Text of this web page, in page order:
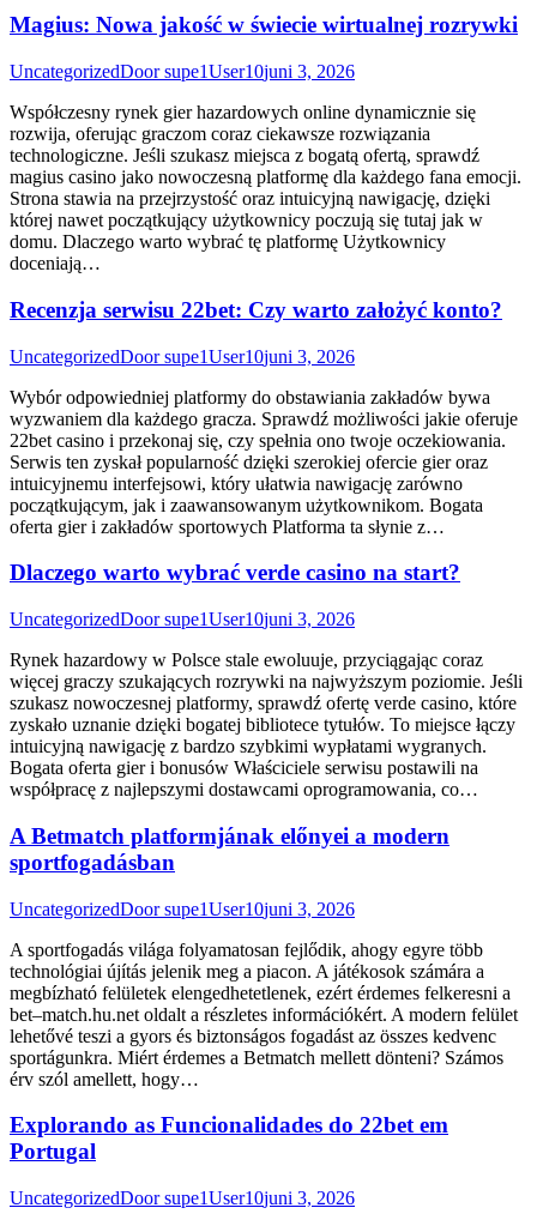
Magius: Nowa jakość w świecie wirtualnej rozrywki
UncategorizedDoorsupe1User10juni 3, 2026
Współczesny rynek gier hazardowych online dynamicznie się
rozwija, oferując graczom coraz ciekawsze rozwiązania
technologiczne. Jeśli szukasz miejsca z bogatą ofertą, sprawdź
magius casino jako nowoczesną platformę dla każdego fana emocji.
Strona stawia na przejrzystość oraz intuicyjną nawigację, dzięki
której nawet początkujący użytkownicy poczują się tutaj jak w
domu. Dlaczego warto wybrać tę platformę Użytkownicy
doceniają…
Recenzja serwisu 22bet: Czy warto założyć konto?
UncategorizedDoorsupe1User10juni 3, 2026
Wybór odpowiedniej platformy do obstawiania zakładów bywa
wyzwaniem dla każdego gracza. Sprawdź możliwości jakie oferuje
22bet casino i przekonaj się, czy spełnia ono twoje oczekiowania.
Serwis ten zyskał popularność dzięki szerokiej ofercie gier oraz
intuicyjnemu interfejsowi, który ułatwia nawigację zarówno
początkującym, jak i zaawansowanym użytkownikom. Bogata
oferta gier i zakładów sportowych Platforma ta słynie z…
Dlaczego warto wybrać verde casino na start?
UncategorizedDoorsupe1User10juni 3, 2026
Rynek hazardowy w Polsce stale ewoluuje, przyciągając coraz
więcej graczy szukających rozrywki na najwyższym poziomie. Jeśli
szukasz nowoczesnej platformy, sprawdź ofertę verde casino, które
zyskało uznanie dzięki bogatej bibliotece tytułów. To miejsce łączy
intuicyjną nawigację z bardzo szybkimi wypłatami wygranych.
Bogata oferta gier i bonusów Właściciele serwisu postawili na
współpracę z najlepszymi dostawcami oprogramowania, co…
A Betmatch platformjának előnyei a modern
sportfogadásban
UncategorizedDoorsupe1User10juni 3, 2026
A sportfogadás világa folyamatosan fejlődik, ahogy egyre több
technológiai újítás jelenik meg a piacon. A játékosok számára a
megbízható felületek elengedhetetlenek, ezért érdemes felkeresni a
bet–match.hu.net oldalt a részletes információkért. A modern felület
lehetővé teszi a gyors és biztonságos fogadást az összes kedvenc
sportágunkra. Miért érdemes a Betmatch mellett dönteni? Számos
érv szól amellett, hogy…
Explorando as Funcionalidades do 22bet em
Portugal
UncategorizedDoorsupe1User10juni 3, 2026